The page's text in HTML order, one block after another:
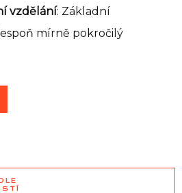
vzdělání: Základní
mírně pokročilý